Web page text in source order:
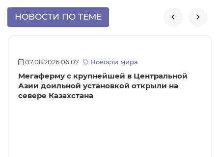
НОВОСТИ ПО ТЕМЕ  
07.08.2026 06:07 Новости мира
Мегаферму с крупнейшей в Центральной
Азии доильной установкой открыли на
севере Казахстана